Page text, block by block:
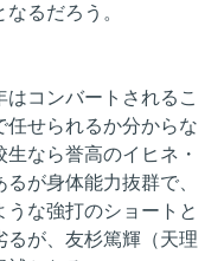
るだろう。
コンバートされるこ
任せられるか分からな
なら誉高のイヒネ・
が身体能力抜群で、
な強打のショートと
るが、友杉篤輝（天理